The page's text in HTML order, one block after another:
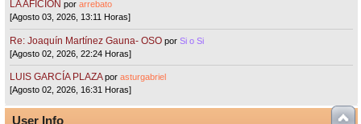
LA AFICIÓN porarrebato
[Agosto 03, 2026, 13:11 Horas]
Re: Joaquín Martínez Gauna- OSO porSi o Si
[Agosto 02, 2026, 22:24 Horas]
LUIS GARCÍA PLAZA porasturgabriel
[Agosto 02, 2026, 16:31 Horas]
User Info